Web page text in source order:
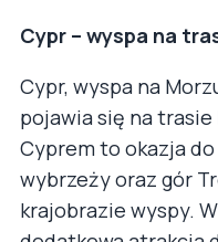
Cypr – wyspa na
Cypr, wyspa na
pojawia się na
Cyprem to okazja
wybrzeży oraz gór
krajobrazie wyspy.